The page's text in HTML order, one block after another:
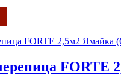
FORTE